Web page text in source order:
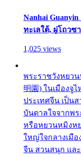
Nanhai
ทะเลใต้, ผู่โถวซ
1,025 views
พระราชวังหยวน
明園) ในเมืองจู
ประเทศจีน เป็น
บันดาลใจจากพร
หรือหยวนหมิงห
ใหญ่ใจกลางเมื
จีน สวนสนุก แล